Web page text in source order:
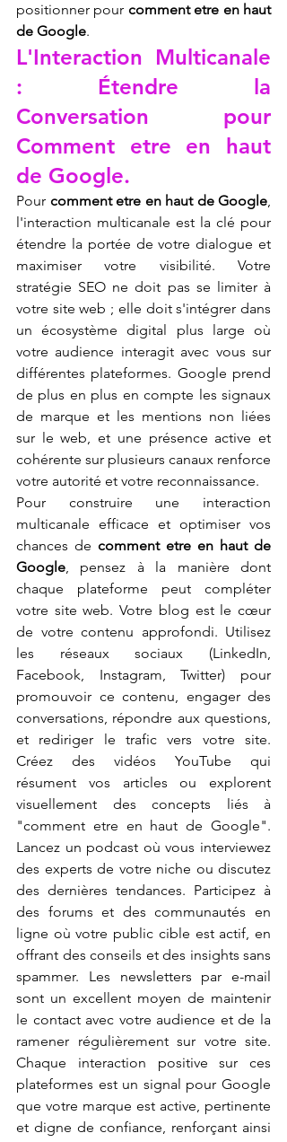
positionner pour comment etre en haut
de Google.
L'Interaction Multicanale
: Étendre la
Conversation pour
Comment etre en haut
de Google.
Pour comment etre en haut de Google,
l'interaction multicanale est la clé pour
étendre la portée de votre dialogue et
maximiser votre visibilité. Votre
stratégie SEO ne doit pas se limiter à
votre site web ; elle doit s'intégrer dans
un écosystème digital plus large où
votre audience interagit avec vous sur
différentes plateformes. Google prend
de plus en plus en compte les signaux
de marque et les mentions non liées
sur le web, et une présence active et
cohérente sur plusieurs canaux renforce
votre autorité et votre reconnaissance.
Pour construire une interaction
multicanale efficace et optimiser vos
chances de comment etre en haut de
Google, pensez à la manière dont
chaque plateforme peut compléter
votre site web. Votre blog est le cœur
de votre contenu approfondi. Utilisez
les réseaux sociaux (LinkedIn,
Facebook, Instagram, Twitter) pour
promouvoir ce contenu, engager des
conversations, répondre aux questions,
et rediriger le trafic vers votre site.
Créez des vidéos YouTube qui
résument vos articles ou explorent
visuellement des concepts liés à
"comment etre en haut de Google".
Lancez un podcast où vous interviewez
des experts de votre niche ou discutez
des dernières tendances. Participez à
des forums et des communautés en
ligne où votre public cible est actif, en
offrant des conseils et des insights sans
spammer. Les newsletters par e-mail
sont un excellent moyen de maintenir
le contact avec votre audience et de la
ramener régulièrement sur votre site.
Chaque interaction positive sur ces
plateformes est un signal pour Google
que votre marque est active, pertinente
et digne de confiance, renforçant ainsi